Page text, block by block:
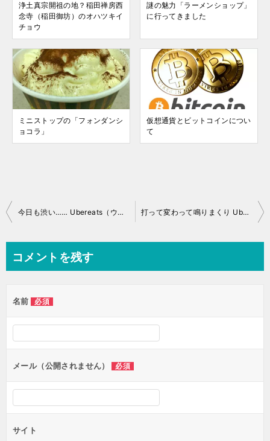
浄土真宗開祖の地？稲田禅房西
念寺（稲田御坊）のオハツキイ
チョウ
謎の魅力「ラーメンショップ」
に行ってきました
ミニストップの「フォンダンシ
ョコラ」
仮想通貨とビットコインについ
て
投
ビ
ー
シ
ョ
ン
今日も渋い…… Ubereats（ウーバーイーツ） 稼動日誌 2021/10/04 打って変わって鳴りまくり Ubereats（ウーバーイーツ） 稼動日誌 2021/10/08
コメントを残す
名前 必須
メール（公開されません） 必須
サイト